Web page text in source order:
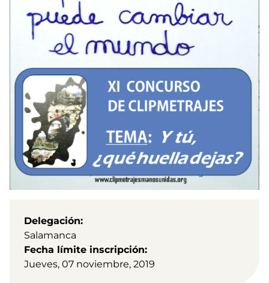
Delegación
Salamanca
Fecha límite inscripción
Jueves, 07 noviembre, 2019